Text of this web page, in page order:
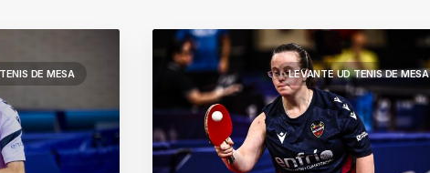
DE MESA LEVANTE UD TENIS DE MESA